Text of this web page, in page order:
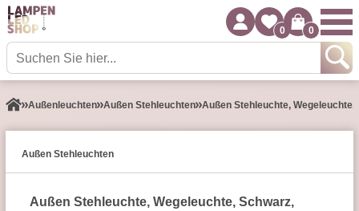
0 0
Außen­leuchten Außen Stehleuchten Außen Stehleuchte,
Außen Stehleuchten
Außen Stehleuchte, Wegeleuchte, Schwarz,